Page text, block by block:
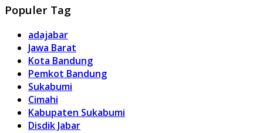
Populer Tag
adajabar
Jawa Barat
Kota Bandung
Pemkot Bandung
Sukabumi
Cimahi
Kabupaten Sukabumi
Disdik Jabar